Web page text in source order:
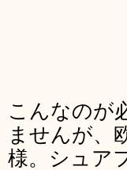
こんなのが
ませんが、
様。シュア